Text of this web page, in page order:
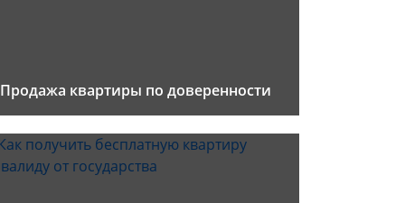
Продажа квартиры по доверенности